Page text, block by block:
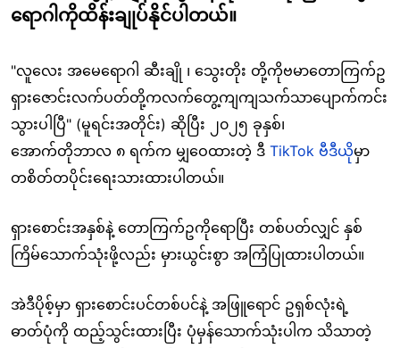
ရောဂါကိုထိန်းချုပ်နိုင်ပါတယ်။
"လူလေး အမေရောဂါ ဆီးချို ၊ သွေးတိုး တို့ကိုဗမာတောကြက်ဥ
ရှားဇောင်းလက်ပတ်တို့ကလက်တွေ့ကျကျသက်သာပျောက်ကင်း
သွားပါပြီ" (မူရင်းအတိုင်း) ဆိုပြီး ၂၀၂၅ ခုနှစ်၊
အောက်တိုဘာလ ၈ ရက်က မျှဝေထားတဲ့ ဒီ TikTok ဗီဒီယိုမှာ
တစိတ်တပိုင်းရေးသားထားပါတယ်။
ရှားစောင်းအနှစ်နဲ့ တောကြက်ဥကိုရောပြီး တစ်ပတ်လျှင် နှစ်
ကြိမ်သောက်သုံးဖို့လည်း မှားယွင်းစွာ အကြံပြုထားပါတယ်။
အဲဒီပိုစ့်မှာ ရှားစောင်းပင်တစ်ပင်နဲ့ အဖြူရောင် ဥရှစ်လုံးရဲ့
ဓာတ်ပုံကို ထည့်သွင်းထားပြီး ပုံမှန်သောက်သုံးပါက သိသာတဲ့